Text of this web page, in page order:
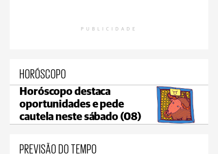
PUBLICIDADE
HORÓSCOPO
Horóscopo destaca
oportunidades e pede
cautela neste sábado (08)
PREVISÃO DO TEMPO